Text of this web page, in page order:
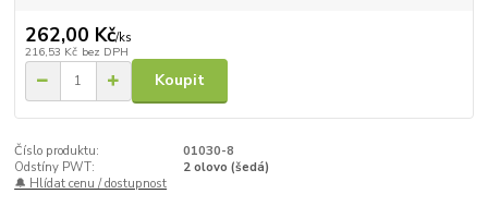
262,00 Kč/ks
216,53 Kč bez DPH
Koupit
Číslo produktu:
01030-8
Odstíny PWT:
2 olovo (šedá)
🔔 Hlídat cenu / dostupnost